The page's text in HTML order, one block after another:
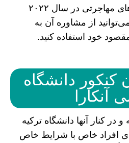
یکی از بزرگترین سایت‌های مهاجرتی در سال ۲۰۲۲
از مشاوره آن به
خود استفاده کنید.
کنکور دانشگاه
آنکارا
در کنار آنها دانشگاه ترکیه
افراد خاص با شرایط خاص